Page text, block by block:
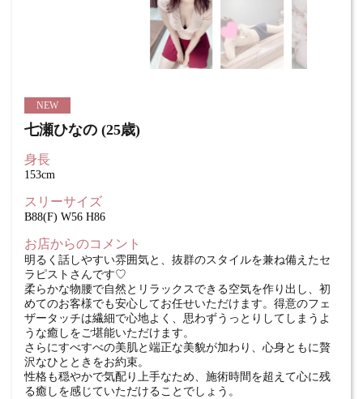
NEW
七瀬ひなの (25歳)
身長
153cm
スリーサイズ
B88(F) W56 H86
お店からのコメント
明るく話しやすい雰囲気と、抜群のスタイルを兼ね備えたセ
ラピストさんです♡
柔らかな物腰で自然とリラックスできる空気を作り出し、初
めてのお客様でも安心してお任せいただけます。得意のフェ
ザータッチは繊細で心地よく、思わずうっとりしてしまうよ
うな癒しをご堪能いただけます。
さらにすべすべの美肌と端正な美貌が加わり、心身ともに贅
沢なひとときをお約束。
性格も穏やかで気配り上手なため、施術時間を超えて心に残
る癒しを感じていただけることでしょう。